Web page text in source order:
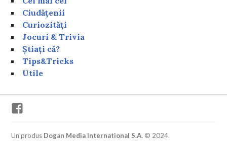
Ciudățenii
Curiozități
Jocuri & Trivia
Știați că?
Tips&Tricks
Utile
Un produs Dogan Media International S.A. © 2024.